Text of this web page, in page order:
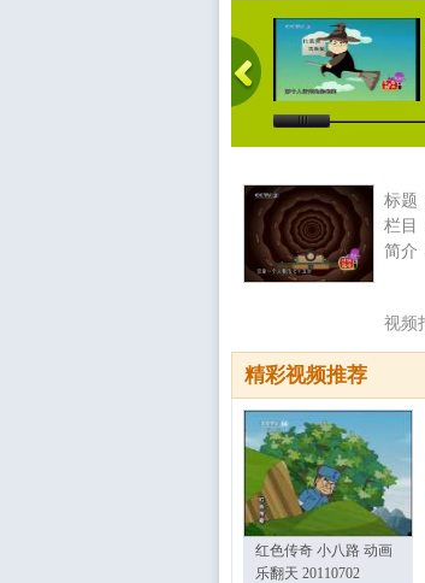
标题
栏目
简介
视频
精彩视频推荐
红色传奇 小八路 动画
乐翻天 20110702